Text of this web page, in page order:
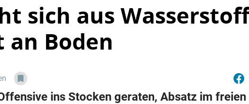
sich aus
Boden
ins Stocken geraten, Absatz im